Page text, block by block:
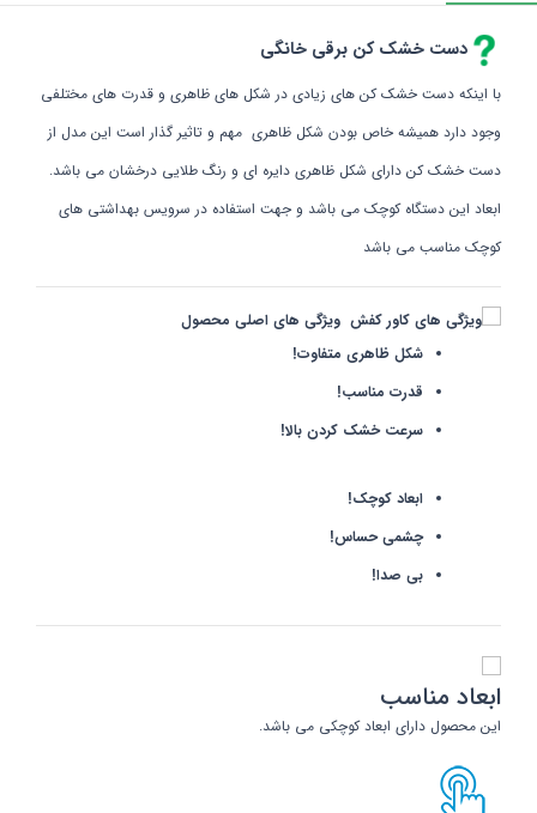
دست خشک کن برقی خانگی
با اینکه دست خشک کن های زیادی در شکل های ظاهری و قدرت های مختلفی
وجود دارد همیشه خاص بودن شکل ظاهری مهم و تاثیر گذار است این مدل از
دست خشک کن دارای شکل ظاهری دایره ای و رنگ طلایی درخشان می باشد.
ابعاد این دستگاه کوچک می باشد و جهت استفاده در سرویس بهداشتی های
کوچک مناسب می باشد
ویژگی های اصلی محصول
شکل ظاهری متفاوت!
قدرت مناسب!
سرعت خشک کردن بالا!
ابعاد کوچک!
چشمی حساس!
بی صدا!
ابعاد مناسب
این محصول دارای ابعاد کوچکی می باشد.